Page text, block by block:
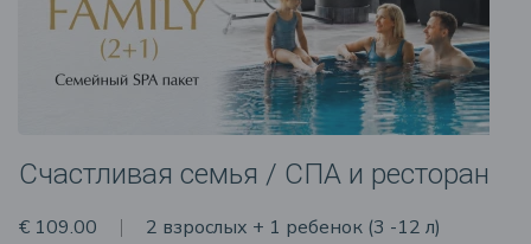
Счастливая семья / СПА и ресторан
€ 109.00 2 взрослых + 1 ребенок (3 -12 л)